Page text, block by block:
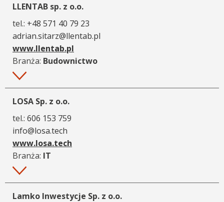
LLENTAB sp. z o.o.
tel.: +48 571 40 79 23
adrian.sitarz@llentab.pl
www.llentab.pl
Branża: Budownictwo
Więcej
LOSA Sp. z o.o.
tel.: 606 153 759
info@losa.tech
www.losa.tech
Branża: IT
Więcej
Lamko Inwestycje Sp. z o.o.